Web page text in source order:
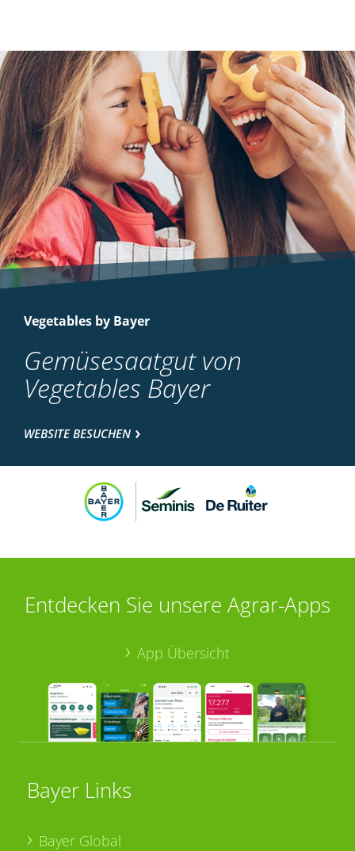
Vegetables by Bayer
Gemüsesaatgut von
Vegetables Bayer
WEBSITE BESUCHEN
Entdecken Sie unsere Agrar-Apps
App Übersicht
Bayer Links
Bayer Global